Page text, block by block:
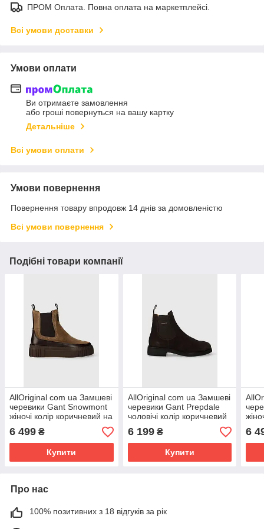
ПРОМ Оплата. Повна оплата на маркетплейсі.
Всі умови доставки
Умови оплати
Ви отримаєте замовлення
або гроші повернуться на вашу картку
Детальніше
Всі умови оплати
Умови повернення
Повернення товару впродовж 14 днів за домовленістю
Всі умови повернення
Подібні товари компанії
AllOriginal com ua Замшеві
черевики Gant Snowmont
жіночі колір коричневий на
плоскому ходу утеплене
6 499 ₴
Купити
AllOriginal com ua Замшеві
черевики Gant Prepdale
чоловічі колір коричневий
27643419.G46 РОЗМІРИ
ЗАПИТУЙТЕ
6 199₴
Купити
6
Про нас
100% позитивних з 18 відгуків за рік